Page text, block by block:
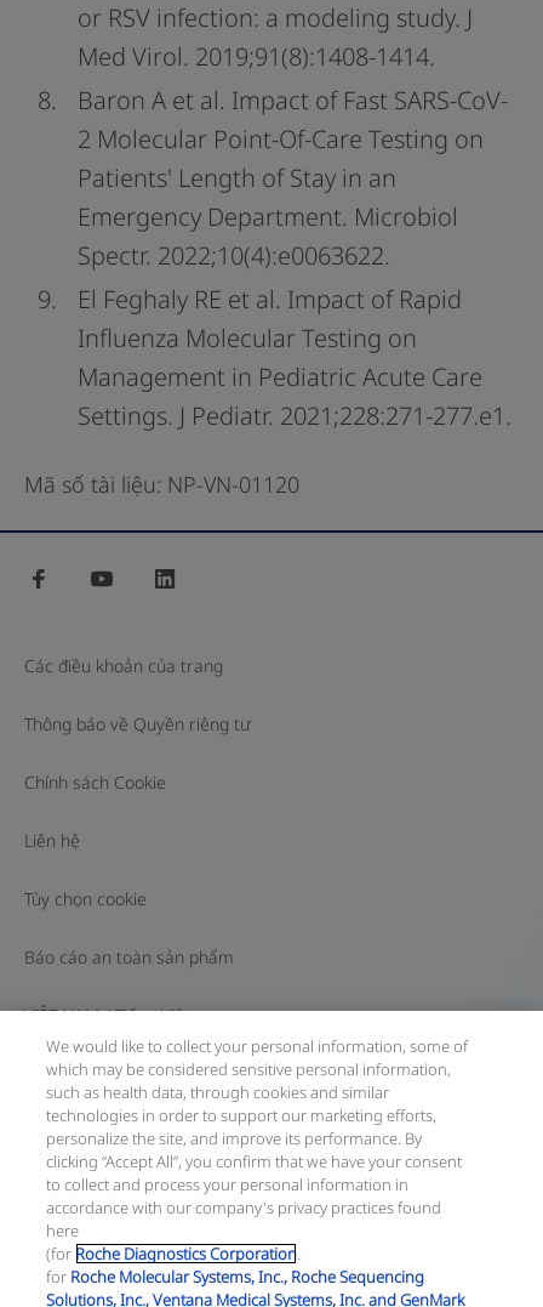
or RSV infection: a modeling study. J
Med Virol. 2019;91(8):1408-1414.
Baron A et al. Impact of Fast SARS-CoV-
2 Molecular Point-Of-Care Testing on
Patients' Length of Stay in an
Emergency Department. Microbiol
Spectr. 2022;10(4):e0063622.
El Feghaly RE et al. Impact of Rapid
Influenza Molecular Testing on
Management in Pediatric Acute Care
Settings. J Pediatr. 2021;228:271-277.e1.
Mã số tài liệu: NP-VN-01120
facebook youtube
Các điều khoản của trang
Thông báo về Quyền riêng tư
Chính sách Cookie
Liên hệ
Tùy chọn cookie
Báo cáo an toàn sản phẩm
VIỆT NAM / Tiếng Việt
© 2026 F. Hoffmann-La Roche Ltd
Cập nhật gần nhất: 09.08.2026
Trang này gồm các thông tin về sản phẩm hướng tới đông
đảo bạn đọc và có thể có những thông tin sản phẩm không
có hiệu lực tại quốc gia của bạn. Xin lưu ý rằng chúng tôi
hoàn toàn không chịu trách nhiệm về bất cứ hành vi truy
cập thông tin nào vi phạm quy định, quy trình pháp lý, đăng
ký và sử dụng tại quốc gia của bạn.
We would like to collect your personal information, some of
which may be considered sensitive personal information,
such as health data, through cookies and similar
technologies in order to support our marketing efforts,
personalize the site, and improve its performance. By
clicking “Accept All”, you confirm that we have your consent
to collect and process your personal information in
accordance with our company's privacy practices found
here
(for Roche Diagnostics Corporation.
for Roche Molecular Systems, Inc., Roche Sequencing
Solutions, Inc., Ventana Medical Systems, Inc. and GenMark